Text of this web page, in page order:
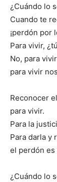
¿Cuándo lo
Cuando te
¡perdón por
Para vivir,
No, para
para vivir
Reconocer
para vivir.
Para la
Para darla y
el perdón
¿Cuándo lo